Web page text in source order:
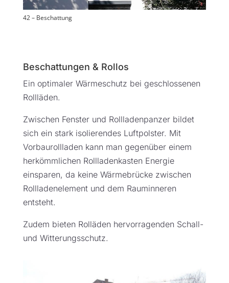
42 – Beschattung
Beschattungen & Rollos
Ein optimaler Wärmeschutz bei geschlossenen
Rollläden.
Zwischen Fenster und Rollladenpanzer bildet
sich ein stark isolierendes Luftpolster. Mit
Vorbaurollladen kann man gegenüber einem
herkömmlichen Rollladenkasten Energie
einsparen, da keine Wärmebrücke zwischen
Rollladenelement und dem Rauminneren
entsteht.
Zudem bieten Rolläden hervorragenden Schall-
und Witterungsschutz.